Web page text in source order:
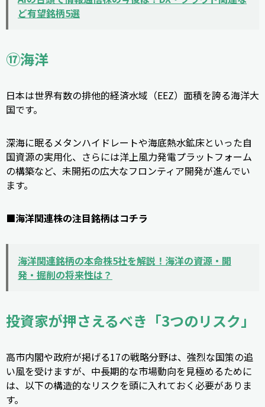
ど有望銘柄5選
⑰海洋
日本は世界有数の排他的経済水域（EEZ）面積を誇る海洋大
国です。
深海に眠るメタンハイドレートや海底熱水鉱床といった自
国資源の実用化、さらには洋上風力発電プラットフォーム
の構築など、未開拓の広大なフロンティア開発が進んでい
ます。
■海洋関連株の注目銘柄はコチラ
海洋関連銘柄の本命株5社を解説！海洋の資源・開
発・掘削の将来性は？
投資家が押さえるべき「3つのリスク」
高市内閣や政府が掲げる17の戦略分野は、強烈な国策の追
い風を受けますが、中長期的な市場動向を見極めるために
は、以下の構造的なリスクを頭に入れておく必要がありま
す。